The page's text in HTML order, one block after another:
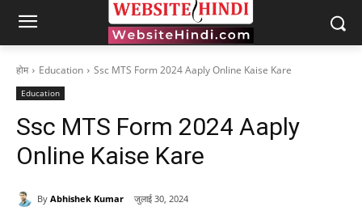
होम Education Ssc MTS Form 2024 Aaply Online Kaise Kare
Education
Ssc MTS Form 2024 Aaply
Online Kaise Kare
By Abhishek Kumar जुलाई 30, 2024